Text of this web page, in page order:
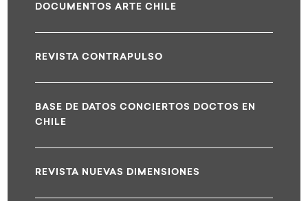
DOCUMENTOS ARTE CHILE
REVISTA CONTRAPULSO
BASE DE DATOS CONCIERTOS DOCTOS EN
CHILE
REVISTA NUEVAS DIMENSIONES